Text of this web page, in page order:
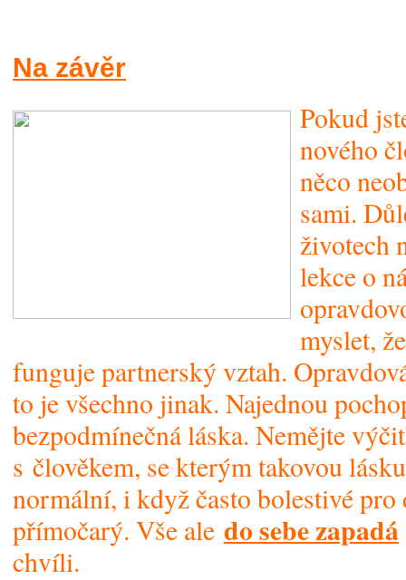
Na závěr
Pokud
nového
něco
sami.
životech
lekce o
myslet,
funguje partnerský vztah.
to je všechno jinak. Najednou
bezpodmínečná láska. Nemějte
s člověkem, se kterým takovou
normální, i když často bolestivé
přímočarý. Vše ale do sebe zapadá
chvíli.